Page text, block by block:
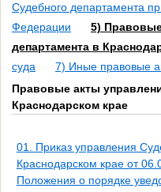
Судебного департамента
Федерации
5)
департамента в
суда
7) Иные правовые
Правовые акты
Краснодарском крае
01. Приказ управления
Краснодарском крае от
Положения о порядке